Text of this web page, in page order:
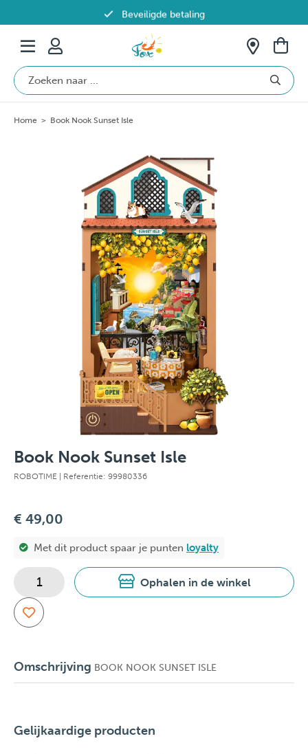
Beveiligde betaling
Gratis verzending vanaf €69 in België
Home > Book Nook Sunset Isle
Book Nook Sunset Isle
ROBOTIME | Referentie: 99980336
€ 49,00
Met dit product spaar je punten loyalty
Ophalen in de winkel
Omschrijving BOOK NOOK SUNSET ISLE
Gelijkaardige producten